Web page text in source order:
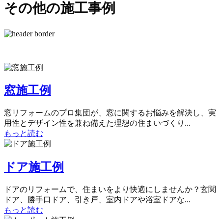
その他の施工事例
窓施工例
窓リフォームのプロ集団が、窓に関するお悩みを解決し、実
用性とデザイン性を兼ね備えた理想の住まいづくり...
もっと読む
ドア施工例
ドアのリフォームで、住まいをより快適にしませんか？玄関
ドア、勝手口ドア、引き戸、室内ドアや浴室ドアな...
もっと読む